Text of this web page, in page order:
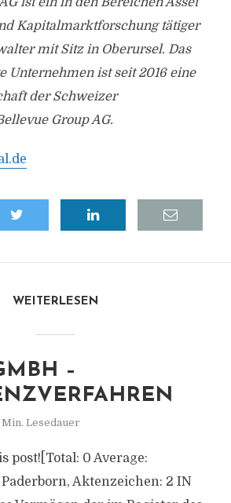
Kapitalmarktforschung tätiger
mit Sitz in Oberursel. Das
Unternehmen ist seit 2016 eine
der Schweizer
Group AG.
WEITERLESEN
–
Min. Lesedauer
post![Total: 0 Average:
Aktenzeichen: 2 IN